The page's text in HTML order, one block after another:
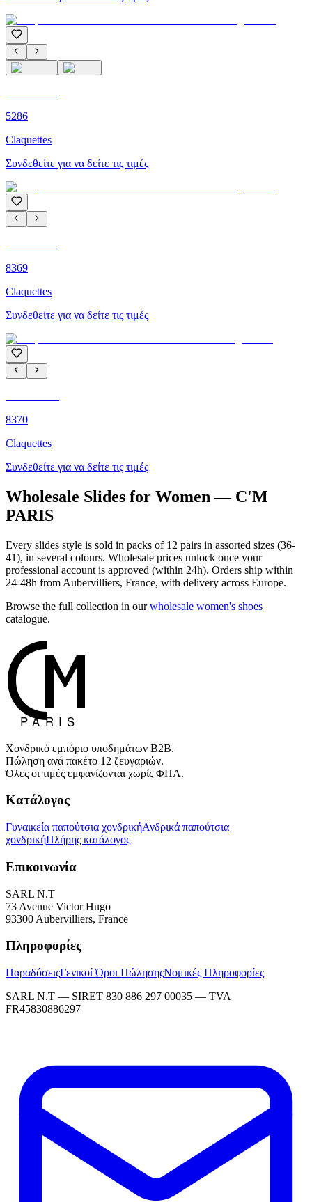
5286
Claquettes
Συνδεθείτε για να δείτε τις τιμές
8369
Claquettes
Συνδεθείτε για να δείτε τις τιμές
8370
Claquettes
Συνδεθείτε για να δείτε τις τιμές
Wholesale Slides for Women — C'M
PARIS
Every slides style is sold in packs of 12 pairs in assorted sizes (36-
41), in several colours. Wholesale prices unlock once your
professional account is approved (within 24h). Orders ship within
24-48h from Aubervilliers, France, with delivery across Europe.
Browse the full collection in our wholesale women's shoes
catalogue.
Χονδρικό εμπόριο υποδημάτων B2B.
Πώληση ανά πακέτο 12 ζευγαριών.
Όλες οι τιμές εμφανίζονται χωρίς ΦΠΑ.
Κατάλογος
Γυναικεία παπούτσια χονδρικήΑνδρικά παπούτσια
χονδρικήΠλήρης κατάλογος
Επικοινωνία
SARL N.T
73 Avenue Victor Hugo
93300 Aubervilliers, France
Πληροφορίες
ΠαραδόσειςΓενικοί Όροι ΠώλησηςΝομικές Πληροφορίες
SARL N.T — SIRET 830 886 297 00035 — TVA
FR45830886297